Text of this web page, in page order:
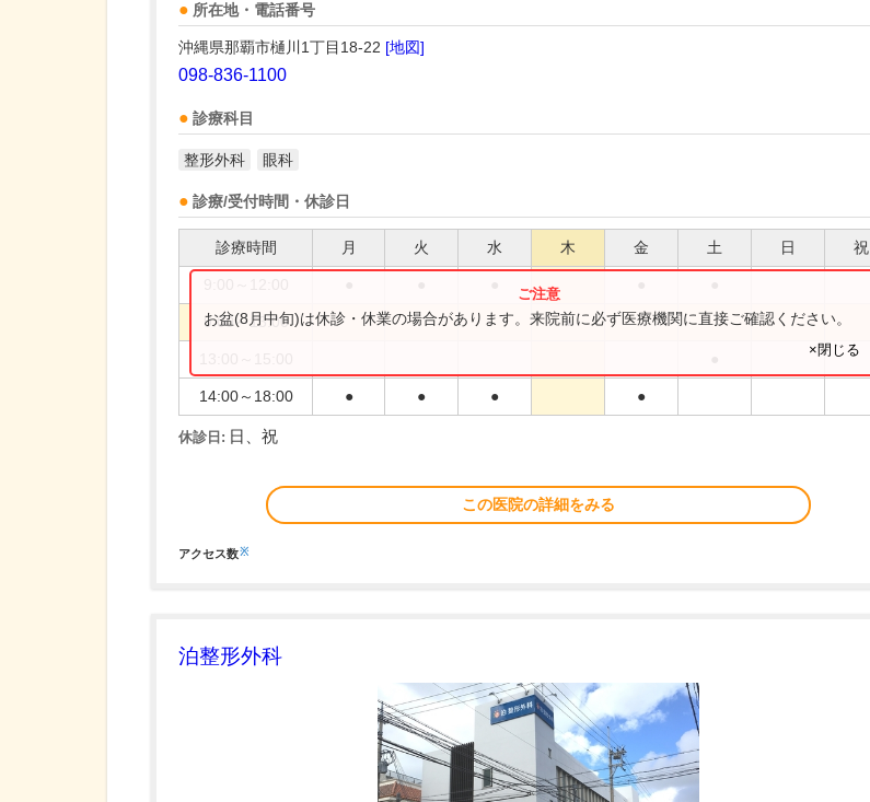
所在地・電話番号
沖縄県那覇市樋川1丁目18-22 [地図]
098-836-1100
診療科目
整形外科 眼科
診療/受付時間・休診日
診療時間 月 火 水 木 金 土 日 祝
9:00～13:00 ●
14:00～18:00 ● ● ● ●
お盆(8月中旬)は休診・休業の場合があります。来院前に必ず医療機関に直接ご確認ください。
×閉じる
休診日: 日、祝
この医院の詳細をみる
アクセス数※
泊整形外科